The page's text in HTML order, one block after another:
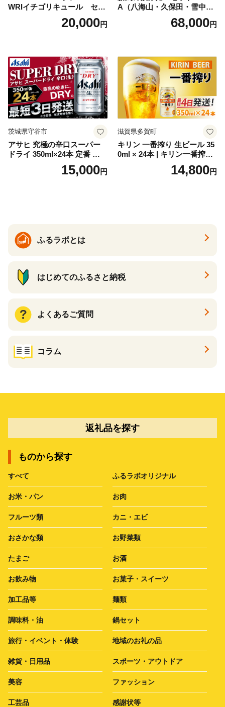
WRIイチゴリキュール セッ
ト（箱入り）【大人の味 酒
お酒 洋酒 スピリッツ クラフ
セット 詰め合わせ カクテル
ソーダ割り アルコール ロッ
ク ソーダ ジントニック 】
20,000円
A（八海山・久保田・雪中
梅・越乃寒梅・かたふね・千
68,000円
茨城県守谷市
アサヒ 究極の辛口スーパー
ドライ 350ml×24本 定番 ビー
ル 缶ビール 酒 お酒 アルコー
15,000円
滋賀県多賀町
キリン 一番搾り 生ビール 35
0ml × 24本 | キリン一番搾り
キリンビール 一番搾り ビー
ル 24缶 きりんいちばんしぼ
14,800円
ふるラボとは
はじめてのふるさと納税
よくあるご質問
コラム
返礼品を探す
ものから探す
すべて ふるラボオリジナル
お米・パン お肉
フルーツ類 カニ・エビ
おさかな類 お野菜類
たまご お酒
お飲み物 お菓子・スイーツ
加工品等 麺類
調味料・油 鍋セット
旅行・イベント・体験 地域のお礼の品
雑貨・日用品 スポーツ・アウトドア
美容 ファッション
工芸品 感謝状等